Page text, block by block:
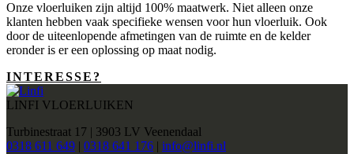
Onze vloerluiken zijn altijd 100% maatwerk. Niet alleen onze
klanten hebben vaak specifieke wensen voor hun vloerluik. Ook
door de uiteenlopende afmetingen van de ruimte en de kelder
eronder is er een oplossing op maat nodig.
INTERESSE?
LINFI VLOERLUIKEN
Turbinestraat 17 | 3903 LV Veenendaal
0318 611 649 | 0318 641 176 | info@linfi.nl